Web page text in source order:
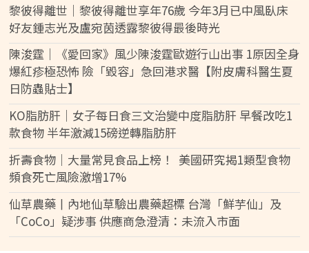
黎彼得離世｜黎彼得離世享年76歲 今年3月已中風臥床
好友鍾志光及盧宛茵透露黎彼得最後時光
陳浚霆｜《愛回家》風少陳浚霆歐遊行山出事 1原因全身
爆紅疹極恐怖 險「毀容」急回港求醫【附皮膚科醫生夏
日防蟲貼士】
KO脂肪肝｜女子每日食三文治變中度脂肪肝 早餐改吃1
款食物 半年激減15磅逆轉脂肪肝
折壽食物｜大量常見食品上榜！ 美國研究揭1類型食物
頻食死亡風險激增17%
仙草農藥丨內地仙草驗出農藥超標 台灣「鮮芋仙」及
「CoCo」疑涉事 供應商急澄清：未流入市面